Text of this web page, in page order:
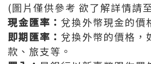
(圖片僅供參考 欲了解詳情請
現金匯率： 兌換外幣現金的價
即期匯率： 兌換外幣的價格，
款、旅支等。